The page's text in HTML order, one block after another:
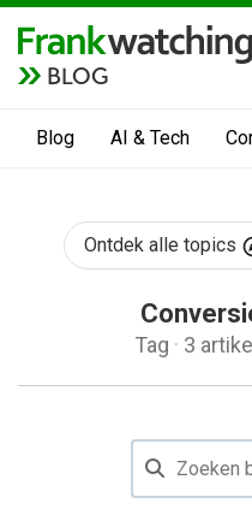
BLOG
Blog AI & Tech
Ontdek alle topics
Tag · 3